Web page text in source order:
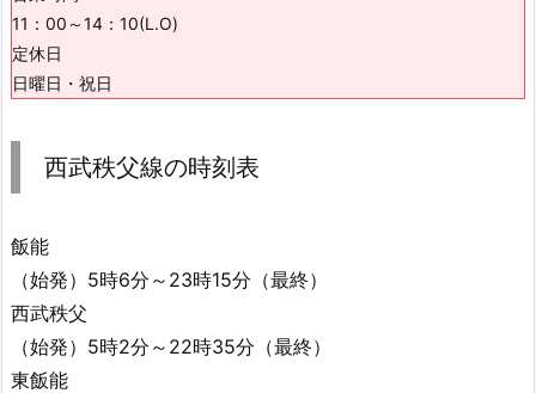
11：00～14：10(L.O)
定休日
日曜日・祝日
西武秩父線の時刻表
飯能
（始発）5時6分～23時15分（最終）
西武秩父
（始発）5時2分～22時35分（最終）
東飯能